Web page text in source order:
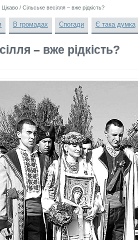
Цікаво / Сільське весілля – вже рідкість?
В громадах Спогади Є така думка
– вже рідкість?